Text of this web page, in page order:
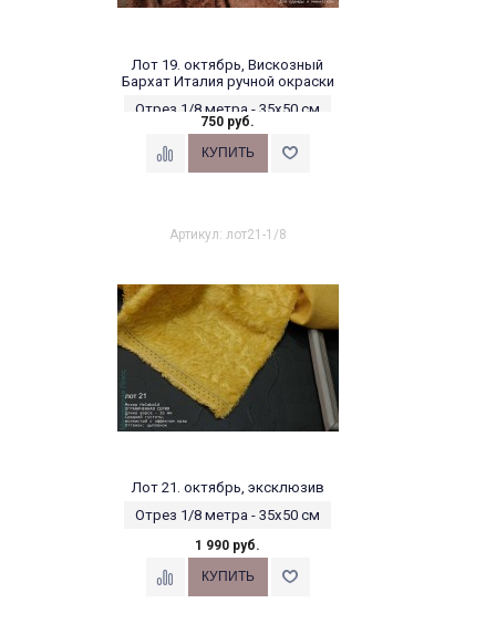
Лот 19. октябрь, Вискозный
Бархат Италия ручной окраски
Отрез 1/8 метра - 35х50 см
750 руб.
Артикул: лот21-1/8
Лот 21. октябрь, эксклюзив
Отрез 1/8 метра - 35х50 см
1 990 руб.